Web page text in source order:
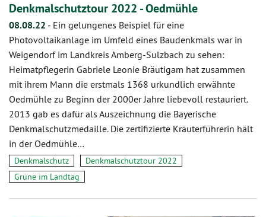
Denkmalschutztour 2022 - Oedmühle
08.08.22 - Ein gelungenes Beispiel für eine
Photovoltaikanlage im Umfeld eines Baudenkmals war in
Weigendorf im Landkreis Amberg-Sulzbach zu sehen:
Heimatpflegerin Gabriele Leonie Bräutigam hat zusammen
mit ihrem Mann die erstmals 1368 urkundlich erwähnte
Oedmühle zu Beginn der 2000er Jahre liebevoll restauriert.
2013 gab es dafür als Auszeichnung die Bayerische
Denkmalschutzmedaille. Die zertifizierte Kräuterführerin hält
in der Oedmühle…
Denkmalschutz
Denkmalschutztour 2022
Grüne im Landtag